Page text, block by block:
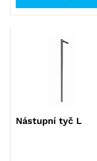
Nástupní tyč L